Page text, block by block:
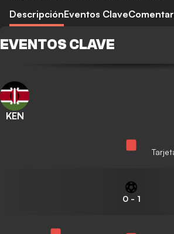
DescripciónEventos Clave
EVENTOS CLAVE
KEN
0- 1